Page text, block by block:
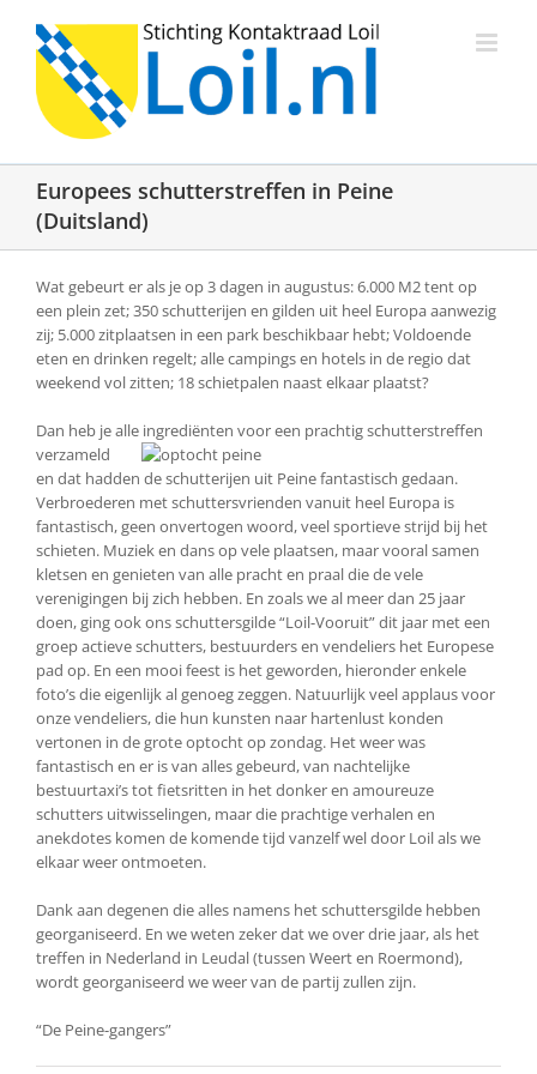
inhoud
Europees schutterstreffen in Peine
(Duitsland)
Wat gebeurt er als je op 3 dagen in augustus: 6.000 M2 tent op
een plein zet; 350 schutterijen en gilden uit heel Europa aanwezig
zij; 5.000 zitplaatsen in een park beschikbaar hebt; Voldoende
eten en drinken regelt; alle campings en hotels in de regio dat
weekend vol zitten; 18 schietpalen naast elkaar plaatst?
Dan heb je alle ingrediënten voor een prachtig schutterstreffen
verzameld
en dat hadden de schutterijen uit Peine fantastisch gedaan.
Verbroederen met schuttersvrienden vanuit heel Europa is
fantastisch, geen onvertogen woord, veel sportieve strijd bij het
schieten. Muziek en dans op vele plaatsen, maar vooral samen
kletsen en genieten van alle pracht en praal die de vele
verenigingen bij zich hebben. En zoals we al meer dan 25 jaar
doen, ging ook ons schuttersgilde “Loil-Vooruit” dit jaar met een
groep actieve schutters, bestuurders en vendeliers het Europese
pad op. En een mooi feest is het geworden, hieronder enkele
foto’s die eigenlijk al genoeg zeggen. Natuurlijk veel applaus voor
onze vendeliers, die hun kunsten naar hartenlust konden
vertonen in de grote optocht op zondag. Het weer was
fantastisch en er is van alles gebeurd, van nachtelijke
bestuurtaxi’s tot fietsritten in het donker en amoureuze
schutters uitwisselingen, maar die prachtige verhalen en
anekdotes komen de komende tijd vanzelf wel door Loil als we
elkaar weer ontmoeten.
Dank aan degenen die alles namens het schuttersgilde hebben
georganiseerd. En we weten zeker dat we over drie jaar, als het
treffen in Nederland in Leudal (tussen Weert en Roermond),
wordt georganiseerd we weer van de partij zullen zijn.
“De Peine-gangers”